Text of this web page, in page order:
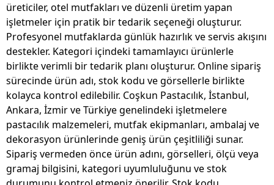
üreticiler, otel mutfakları ve düzenli üretim yapan
işletmeler için pratik bir tedarik seçeneği oluşturur.
Profesyonel mutfaklarda günlük hazırlık ve servis akışını
destekler. Kategori içindeki tamamlayıcı ürünlerle
birlikte verimli bir tedarik planı oluşturur. Online sipariş
sürecinde ürün adı, stok kodu ve görsellerle birlikte
kolayca kontrol edilebilir. Coşkun Pastacılık, İstanbul,
Ankara, İzmir ve Türkiye genelindeki işletmelere
pastacılık malzemeleri, mutfak ekipmanları, ambalaj ve
dekorasyon ürünlerinde geniş ürün çeşitliliği sunar.
Sipariş vermeden önce ürün adını, görselleri, ölçü veya
gramaj bilgisini, kategori uyumluluğunu ve stok